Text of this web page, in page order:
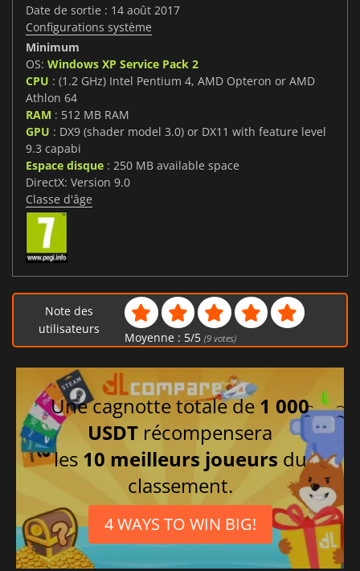
Date de sortie : 14 août 2017
Configurations système
Minimum
OS: Windows XP Service Pack 2
CPU : (1.2 GHz) Intel Pentium 4, AMD Opteron or AMD
Athlon 64
RAM : 512 MB RAM
GPU : DX9 (shader model 3.0) or DX11 with feature level
9.3 capabi
Espace disque : 250 MB available space
DirectX: Version 9.0
Classe d'âge
Note des
utilisateurs
Moyenne : 5/5 (9votes)
Une cagnotte totale de 1 000
USDT récompensera
les 10 meilleurs joueurs du
classement.
4 WAYS TO WIN BIG!